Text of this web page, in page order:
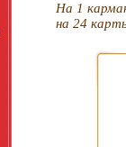
На 1
на 24